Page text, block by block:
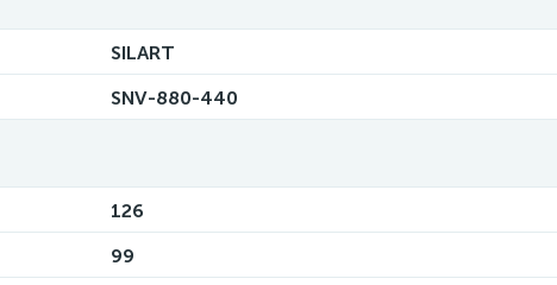
SILART
SNV-880-440
126
99